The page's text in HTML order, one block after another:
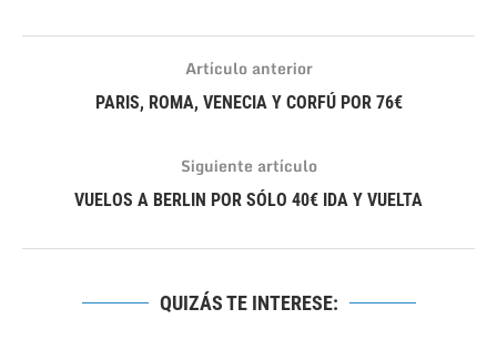
Artículo anterior
PARIS, ROMA, VENECIA Y CORFÚ POR 76€
Siguiente artículo
VUELOS A BERLIN POR SÓLO 40€ IDA Y VUELTA
QUIZÁS TE INTERESE: